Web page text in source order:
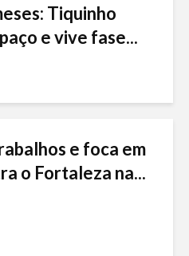
Tiquinho
e vive fase...
e foca em
o Fortaleza na...